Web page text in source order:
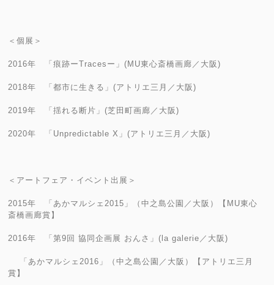
＜個展＞
2016年 「痕跡ーTracesー」(MU東心斎橋画廊／大阪)
2018年 「都市に生きる」(アトリエ三月／大阪)
2019年 「揺れる断片」(芝田町画廊／大阪)
2020年 「Unpredictable X」(アトリエ三月／大阪)
＜アートフェア・イベント出展＞
2015年 「あかマルシェ2015」（中之島公園／大阪）【MU東心
斎橋画廊賞】
2016年 「第9回 協同企画展 おんさ」(la galerie／大阪)
「あかマルシェ2016」（中之島公園／大阪）【アトリエ三月
賞】